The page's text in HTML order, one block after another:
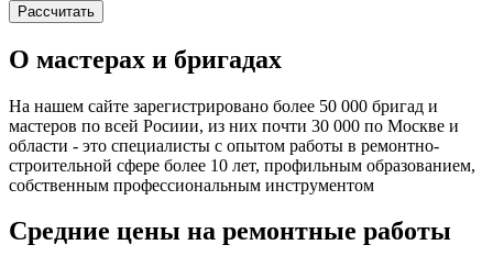
О мастерах и бригадах
На нашем сайте зарегистрировано более 50 000 бригад и
мастеров по всей Росиии, из них почти 30 000 по Москве и
области - это специалисты с опытом работы в ремонтно-
строительной сфере более 10 лет, профильным образованием,
собственным профессиональным инструментом
Средние цены на ремонтные работы